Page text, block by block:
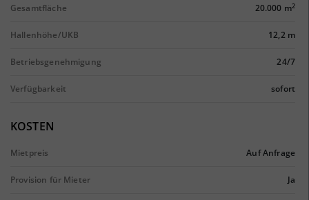
Gesamtfläche 20.000 m2
Hallenhöhe/UKB 12,2 m
Betriebsgenehmigung 24/7
Verfügbarkeit sofort
KOSTEN
Mietpreis Auf Anfrage
Provision für Mieter Ja